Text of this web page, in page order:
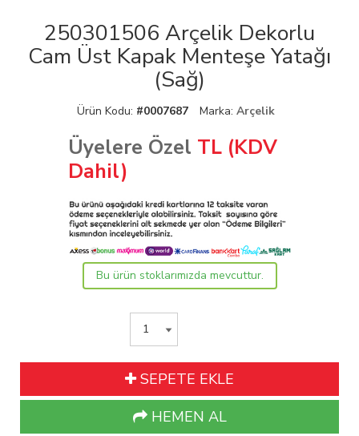
250301506 Arçelik Dekorlu
Cam Üst Kapak Menteşe Yatağı
(Sağ)
Ürün Kodu: #0007687 Marka: Arçelik
Üyelere Özel TL (KDV
Dahil)
Bu ürün stoklarımızda mevcuttur.
SEPETE EKLE
HEMEN AL